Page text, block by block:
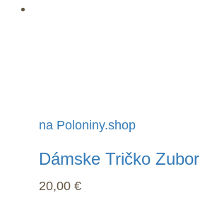
na Poloniny.shop
Dámske Tričko Zubor
20,00 €